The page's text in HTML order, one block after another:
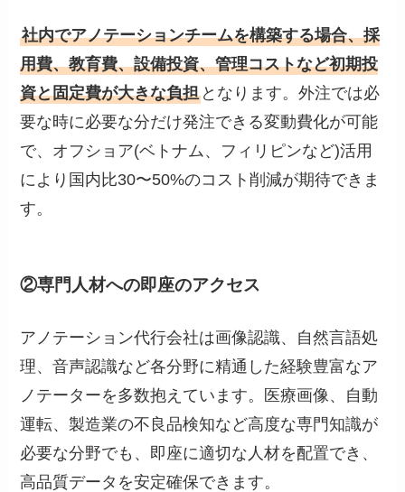
社内でアノテーションチームを構築する場合、採
用費、教育費、設備投資、管理コストなど初期投
資と固定費が大きな負担 となります。外注では必
要な時に必要な分だけ発注できる変動費化が可能
で、オフショア(ベトナム、フィリピンなど)活用
により国内比30〜50%のコスト削減が期待できま
す。
②専門人材への即座のアクセス
アノテーション代行会社は画像認識、自然言語処
理、音声認識など各分野に精通した経験豊富なア
ノテーターを多数抱えています。医療画像、自動
運転、製造業の不良品検知など高度な専門知識が
必要な分野でも、即座に適切な人材を配置でき、
高品質データを安定確保できます。